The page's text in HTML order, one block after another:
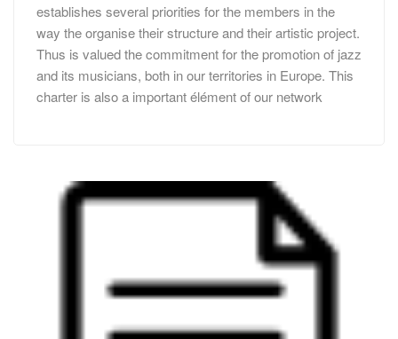
establishes several priorities for the members in the
way the organise their structure and their artistic project.
Thus is valued the commitment for the promotion of jazz
and its musicians, both in our territories in Europe. This
charter is also a important élément of our network